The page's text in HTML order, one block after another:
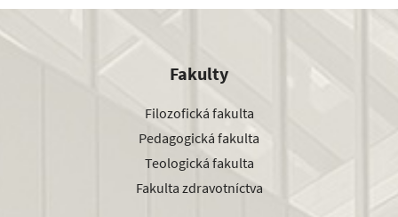
Fakulty
Filozofická fakulta
Pedagogická fakulta
Teologická fakulta
Fakulta zdravotníctva